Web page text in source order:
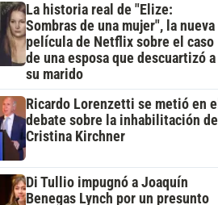
La historia real de "Elize:
Sombras de una mujer", la nueva
película de Netflix sobre el caso
de una esposa que descuartizó a
su marido
Ricardo Lorenzetti se metió en el
debate sobre la inhabilitación de
Cristina Kirchner
Di Tullio impugnó a Joaquín
Benegas Lynch por un presunto